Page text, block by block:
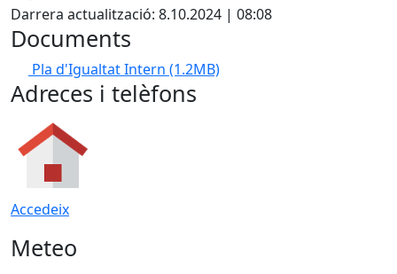
Darrera actualització: 8.10.2024 | 08:08
Documents
Pla d'Igualtat Intern (1.2MB)
Adreces i telèfons
Accedeix
Meteo